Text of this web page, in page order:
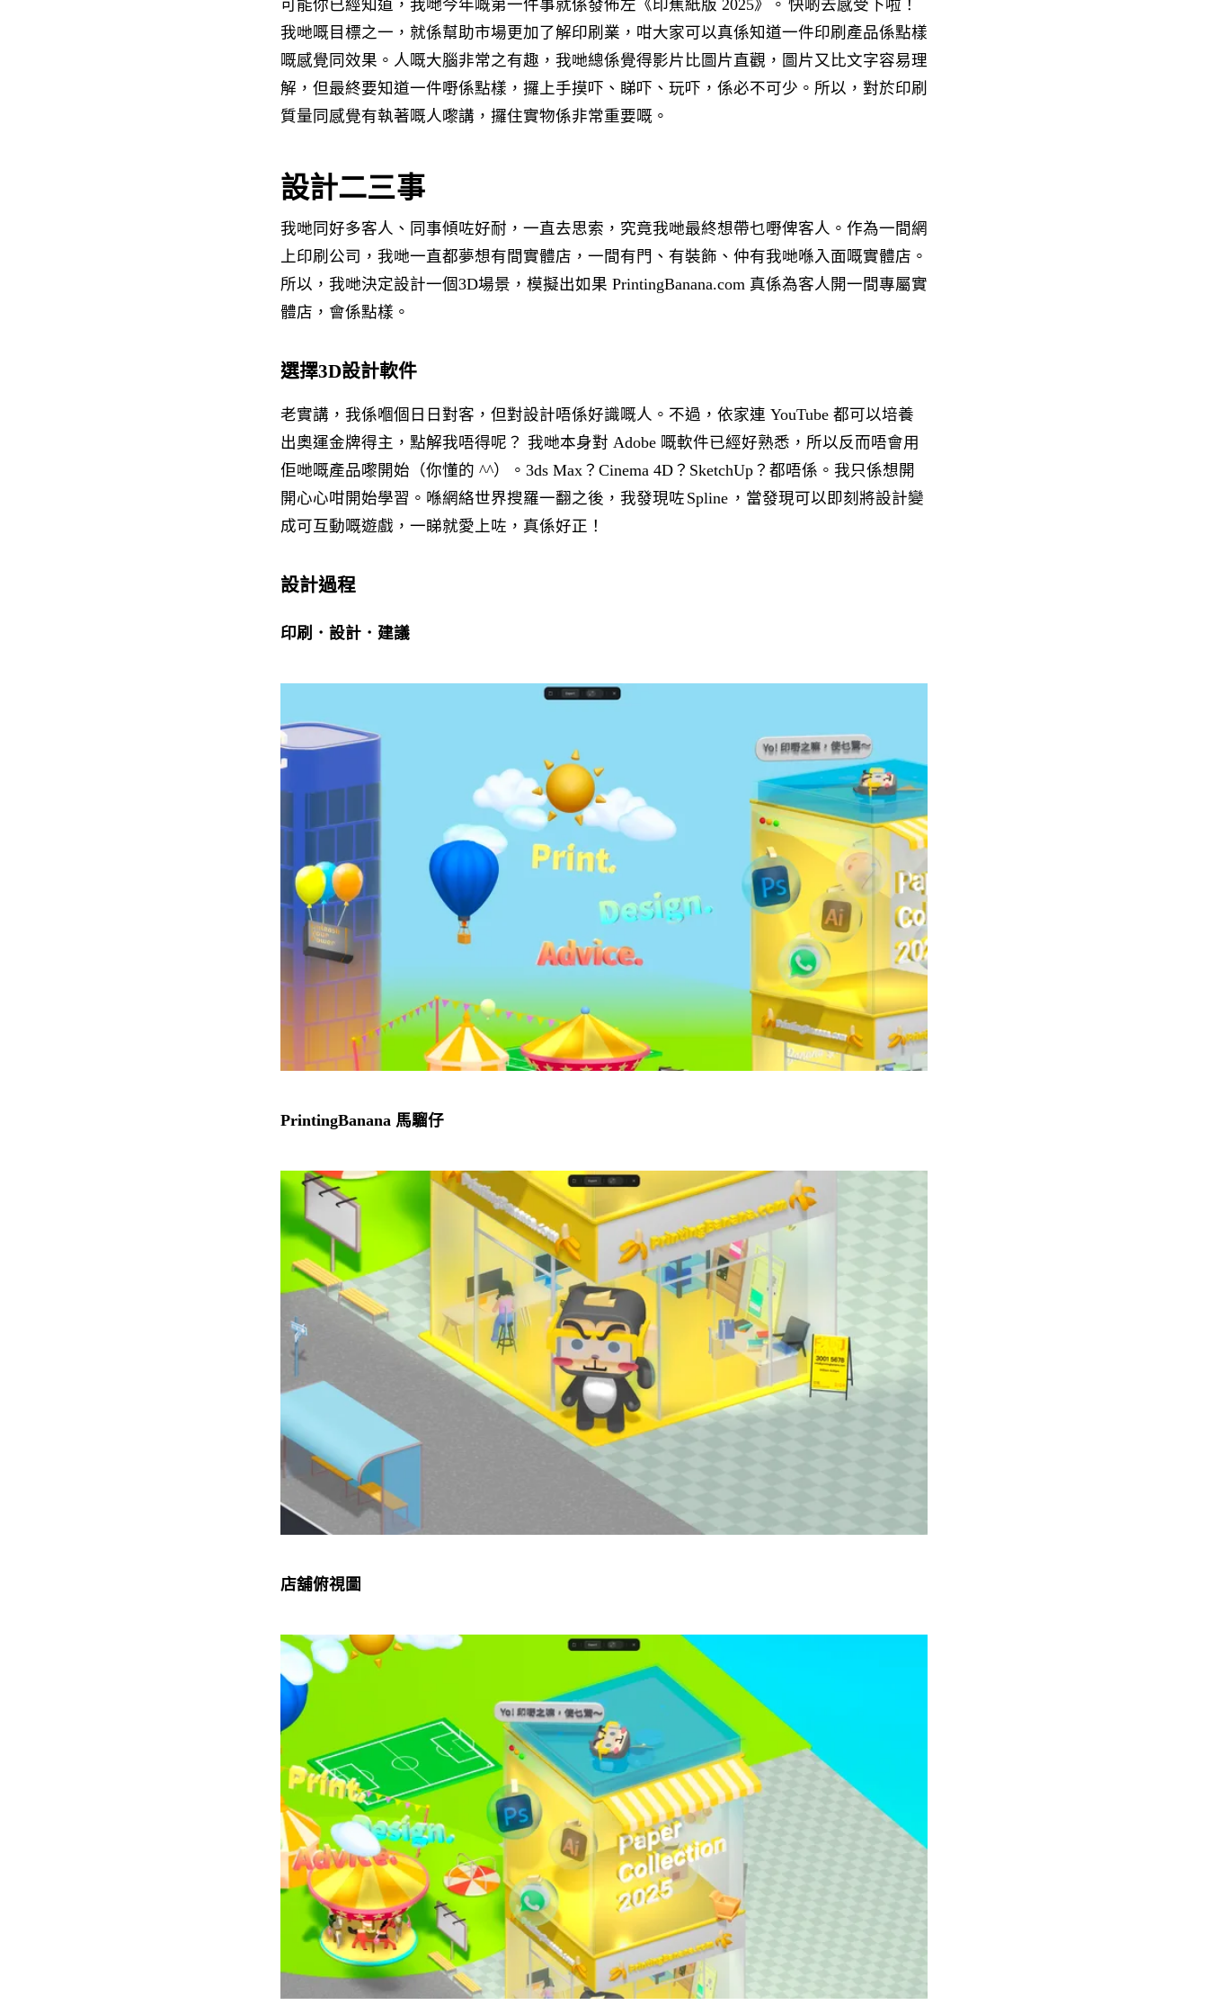
可能你已經知道，我哋今年嘅第一件事就係發佈左《印蕉紙版 2025》。 快啲去感受下啦！
我哋嘅目標之一，就係幫助市場更加了解印刷業，咁大家可以真係知道一件印刷產品係點樣
嘅感覺同效果。人嘅大腦非常之有趣，我哋總係覺得影片比圖片直觀，圖片又比文字容易理
解，但最終要知道一件嘢係點樣，攞上手摸吓、睇吓、玩吓，係必不可少。所以，對於印刷
質量同感覺有執著嘅人嚟講，攞住實物係非常重要嘅。
設計二三事
我哋同好多客人、同事傾咗好耐，一直去思索，究竟我哋最終想帶乜嘢俾客人。作為一間網
上印刷公司，我哋一直都夢想有間實體店，一間有門、有裝飾、仲有我哋喺入面嘅實體店。
所以，我哋決定設計一個3D場景，模擬出如果 PrintingBanana.com 真係為客人開一間專屬實
體店，會係點樣。
選擇3D設計軟件
老實講，我係嗰個日日對客，但對設計唔係好識嘅人。不過，依家連 YouTube 都可以培養
出奧運金牌得主，點解我唔得呢？ 我哋本身對 Adobe 嘅軟件已經好熟悉，所以反而唔會用
佢哋嘅產品嚟開始（你懂的 ^^）。3ds Max？Cinema 4D？SketchUp？都唔係。我只係想開
開心心咁開始學習。喺網絡世界搜羅一翻之後，我發現咗 Spline ，當發現可以即刻將設計變
成可互動嘅遊戲，一睇就愛上咗，真係好正！
設計過程
印刷．設計．建議
PrintingBanana 馬騮仔
店舖俯視圖